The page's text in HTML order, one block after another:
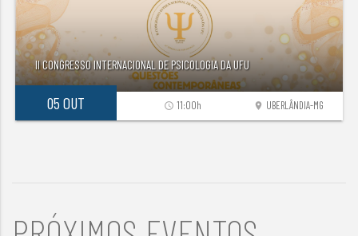
II CONGRESSO INTERNACIONAL DE PSICOLOGIA DA UFU
05 OUT location_on UBERLÂNDIA-MG
access_time 11:00h